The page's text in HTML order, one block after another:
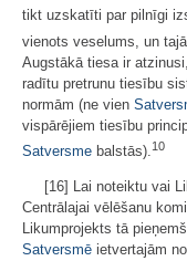
tikt uzskatīti par pilnīgi
vienots veselums, un
Augstākā tiesa ir
radītu pretrunu tiesību
normām (ne vien
vispārējiem tiesību
Satversme balstās).10
[16] Lai noteiktu vai
Centrālajai vēlēšanu
Likumprojekts tā
Satversmē ietvertajām